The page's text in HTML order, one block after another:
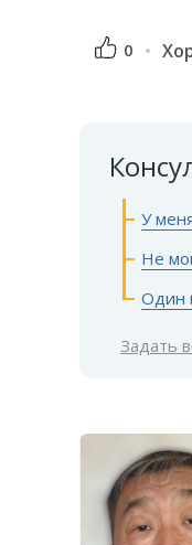
0
У
Не
Один
Задать